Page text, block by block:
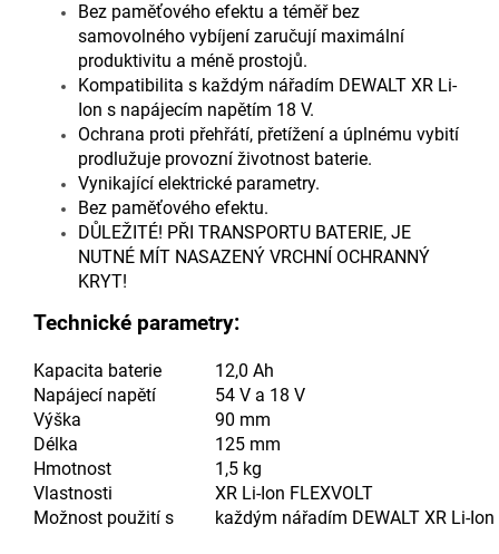
Bez paměťového efektu a téměř bez
samovolného vybíjení zaručují maximální
produktivitu a méně prostojů.
Kompatibilita s každým nářadím DEWALT XR Li-
Ion s napájecím napětím 18 V.
Ochrana proti přehřátí, přetížení a úplnému vybití
prodlužuje provozní životnost baterie.
Vynikající elektrické parametry.
Bez paměťového efektu.
DŮLEŽITÉ! PŘI TRANSPORTU BATERIE, JE
NUTNÉ MÍT NASAZENÝ VRCHNÍ OCHRANNÝ
KRYT!
Technické parametry:
Kapacita baterie
12,0 Ah
Napájecí napětí
54 V a 18 V
Výška
90 mm
Délka
125 mm
Hmotnost
1,5 kg
Vlastnosti
XR Li-Ion FLEXVOLT
Možnost použití s
každým nářadím DEWALT XR Li-